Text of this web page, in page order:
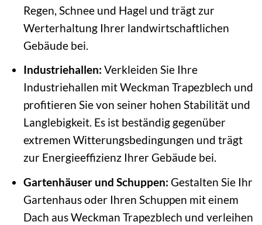
Regen, Schnee und Hagel und trägt zur
Werterhaltung Ihrer landwirtschaftlichen
Gebäude bei.
Industriehallen: Verkleiden Sie Ihre
Industriehallen mit Weckman Trapezblech und
profitieren Sie von seiner hohen Stabilität und
Langlebigkeit. Es ist beständig gegenüber
extremen Witterungsbedingungen und trägt
zur Energieeffizienz Ihrer Gebäude bei.
Gartenhäuser und Schuppen: Gestalten Sie Ihr
Gartenhaus oder Ihren Schuppen mit einem
Dach aus Weckman Trapezblech und verleihen